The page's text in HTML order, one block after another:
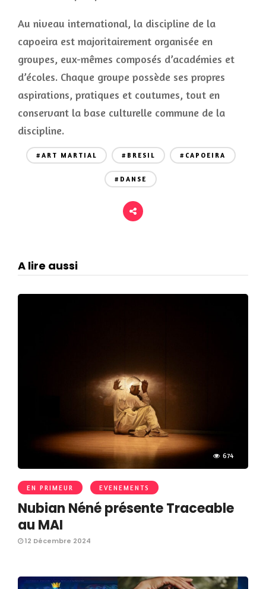
Au niveau international, la discipline de la
capoeira est majoritairement organisée en
groupes, eux-mêmes composés d’académies et
d’écoles. Chaque groupe possède ses propres
aspirations, pratiques et coutumes, tout en
conservant la base culturelle commune de la
discipline.
#ART MARTIAL #BRESIL #CAPOEIRA
#DANSE
A lire aussi
674
EN PRIMEUR EVENEMENTS
Nubian Néné présente Traceable
au MAI
12 Décembre 2024